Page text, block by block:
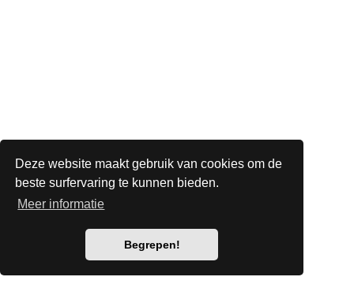
Deze website maakt gebruik van cookies om de
beste surfervaring te kunnen bieden.
Meer informatie
Begrepen!